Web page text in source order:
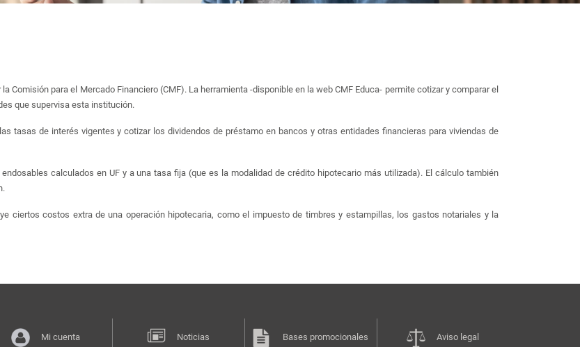
Comisión para el Mercado Financiero (CMF). La herramienta -disponible en la web CMF Educa- permite cotizar y comparar el
que supervisa esta institución.
tasas de interés vigentes y cotizar los dividendos de préstamo en bancos y otras entidades financieras para viviendas de
calculados en UF y a una tasa fija (que es la modalidad de crédito hipotecario más utilizada). El cálculo también
ciertos costos extra de una operación hipotecaria, como el impuesto de timbres y estampillas, los gastos notariales y la
Mi cuenta Noticias Bases promocionales Aviso legal